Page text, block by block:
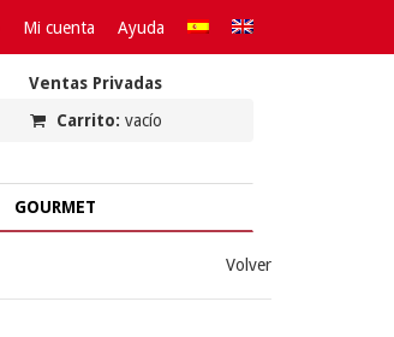
Mi cuenta Ayuda
Ventas Privadas
Carrito: vacío
GOURMET
Volver